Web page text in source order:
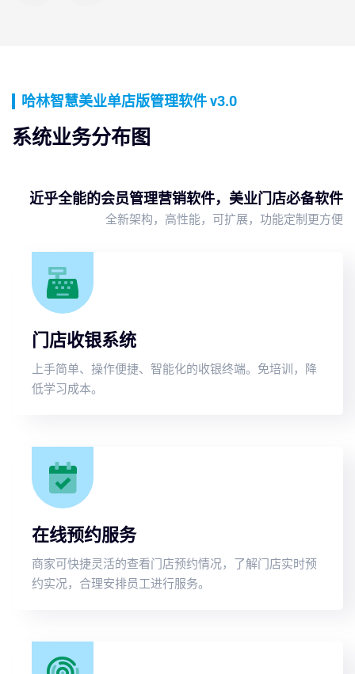
哈林智慧美业单店版管理软件 v3.0
系统业务分布图
近乎全能的会员管理营销软件，美业门店必备软件
全新架构，高性能，可扩展，功能定制更方便
门店收银系统
上手简单、操作便捷、智能化的收银终端。免培训，降
低学习成本。
在线预约服务
商家可快捷灵活的查看门店预约情况，了解门店实时预
约实况，合理安排员工进行服务。